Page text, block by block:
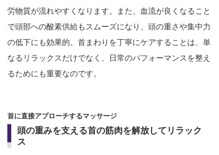
労物質が流れやすくなります。また、血流が良くなること
で頭部への酸素供給もスムーズになり、頭の重さや集中力
の低下にも効果的。首まわりを丁寧にケアすることは、単
なるリラックスだけでなく、日常のパフォーマンスを整え
るためにも重要なのです。
首に直接アプローチするマッサージ
頭の重みを支える首の筋肉を解放してリラック
ス